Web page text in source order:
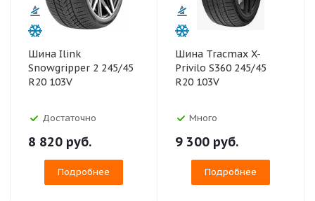
Шина Ilink
Snowgripper 2 245/45
R20 103V
Достаточно
8 820 руб.
Подробнее
Шина Tracmax X-
Privilo S360 245/45
R20 103V
Много
9 300 руб.
Подробнее